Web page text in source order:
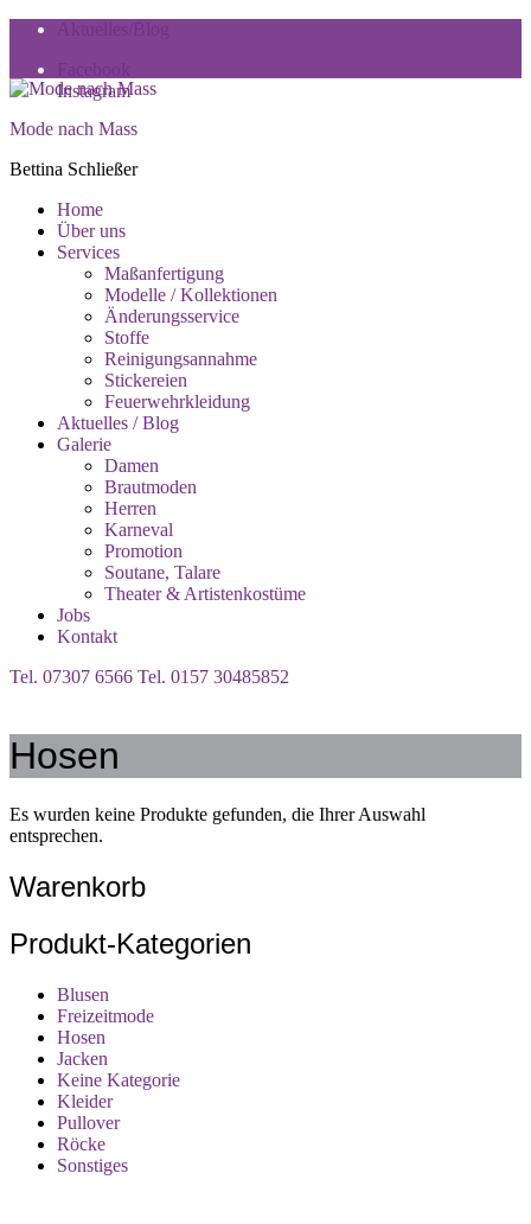
Skip
navigation
Skip
content
Instagram
Mode nach Mass
Bettina Schließer
Toggle
Primary
menu
Home
Über uns
Services
Maßanfertigung
Modelle / Kollektionen
Änderungsservice
Stoffe
Reinigungsannahme
Stickereien
Feuerwehrkleidung
Aktuelles / Blog
Galerie
Damen
Brautmoden
Herren
Karneval
Promotion
Soutane, Talare
Theater & Artistenkostüme
Jobs
Kontakt
Tel. 07307 6566 Tel. 0157 30485852
Hosen
Es wurden keine Produkte gefunden, die Ihrer Auswahl
entsprechen.
Warenkorb
Produkt-Kategorien
Blusen
Freizeitmode
Hosen
Jacken
Keine Kategorie
Kleider
Pullover
Röcke
Sonstiges